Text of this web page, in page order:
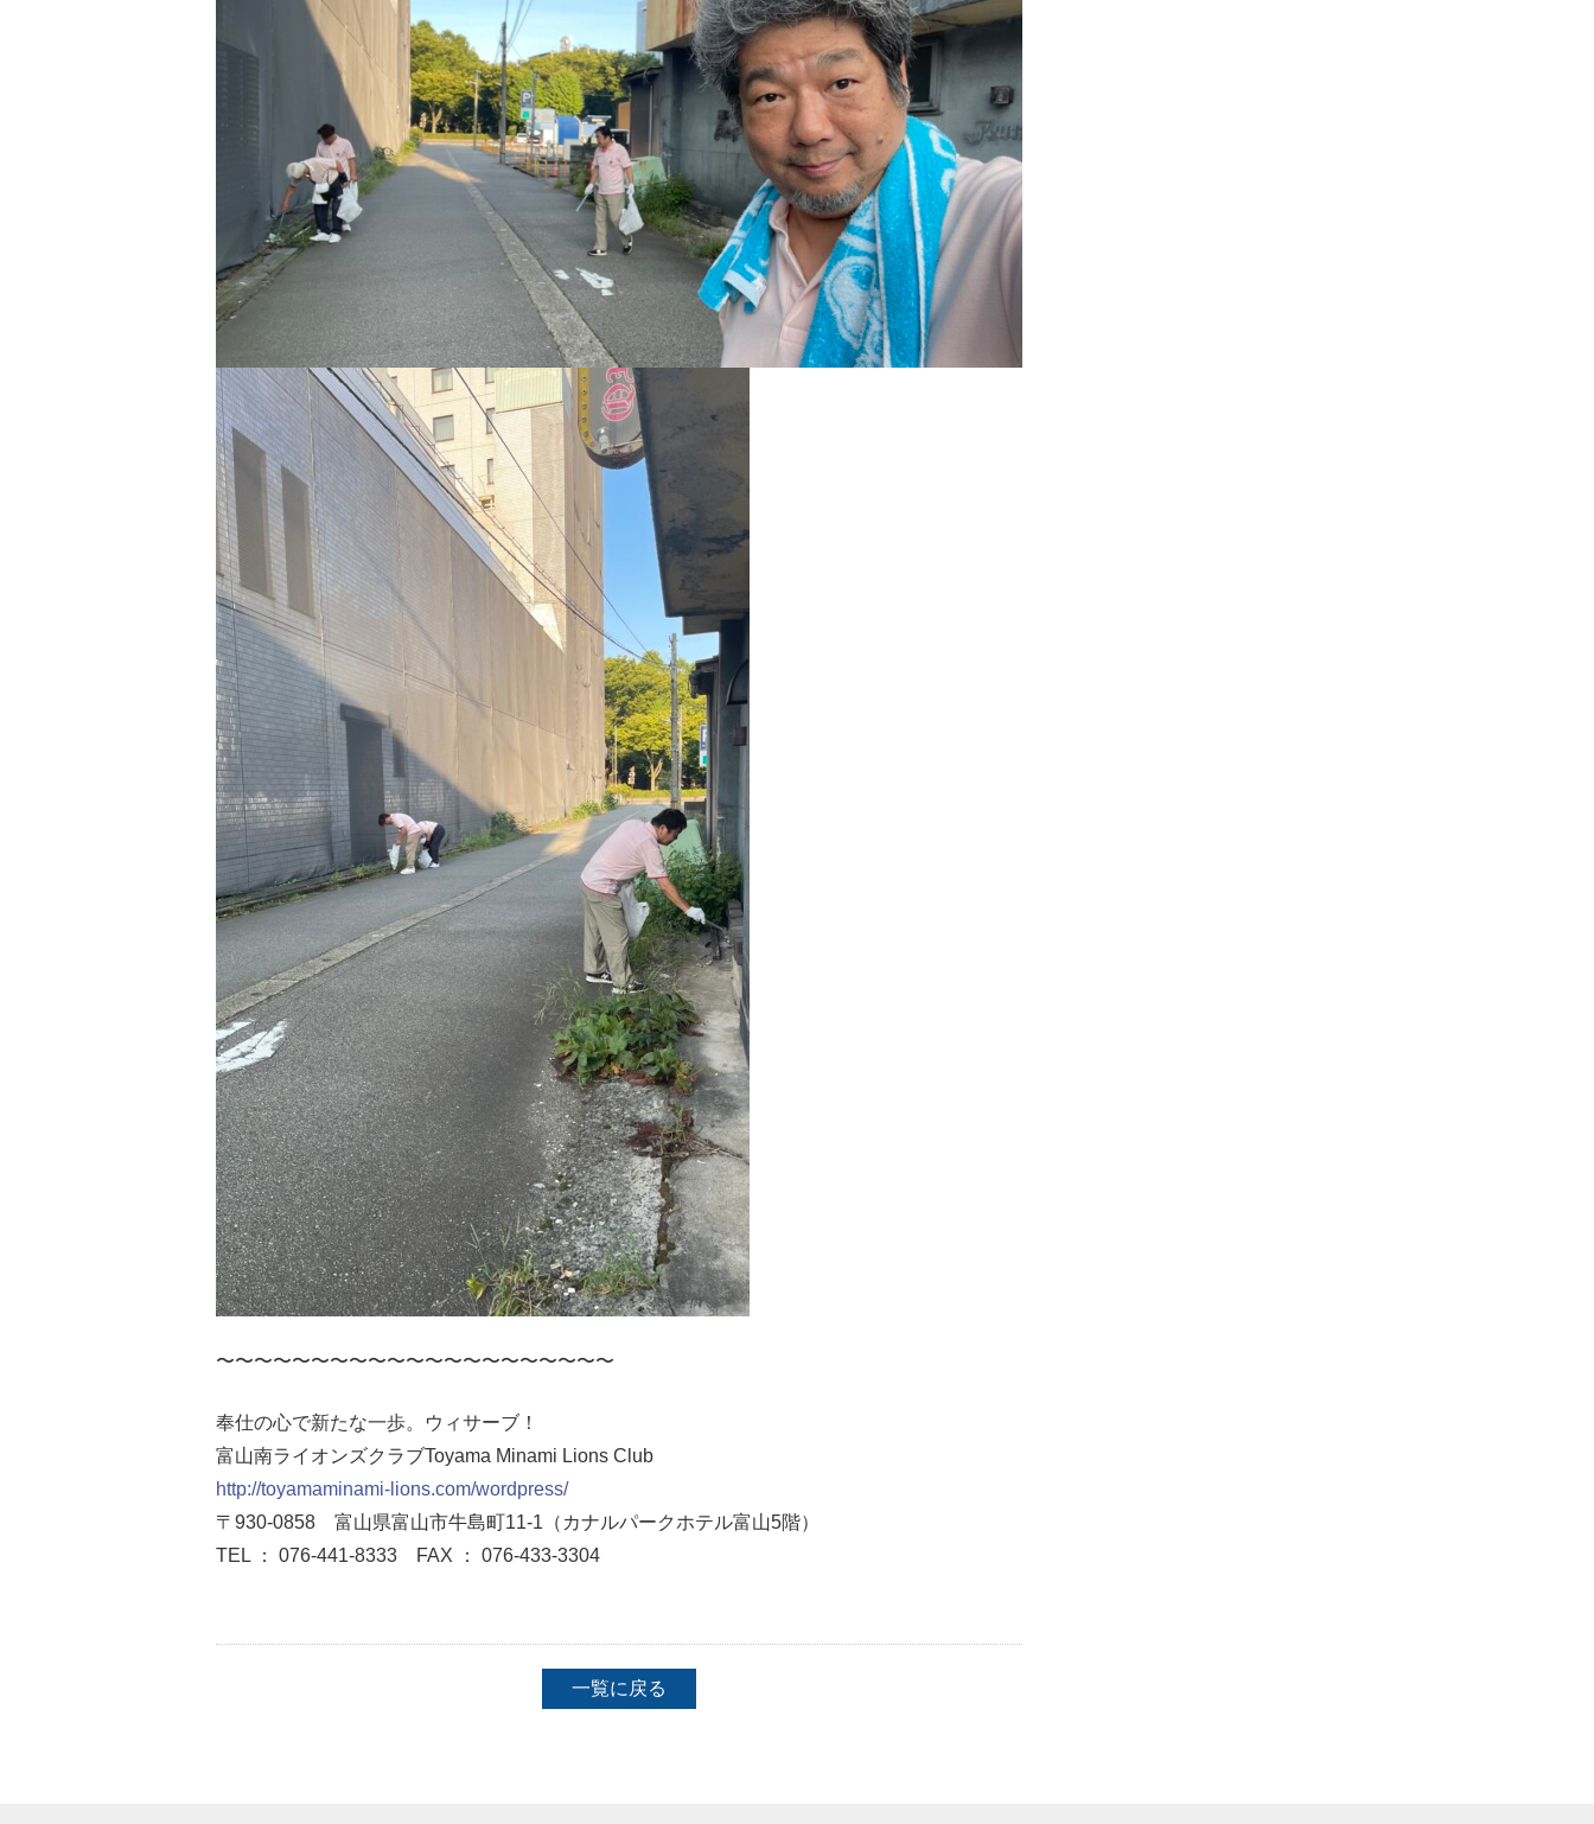
〜〜〜〜〜〜〜〜〜〜〜〜〜〜〜〜〜〜〜〜〜
奉仕の心で新たな一歩。ウィサーブ！
富山南ライオンズクラブToyama Minami Lions Club
http://toyamaminami-lions.com/wordpress/
〒930-0858 富山県富山市牛島町11-1 （カナルパークホテル富山5階）
TEL ： 076-441-8333
FAX ： 076-433-3304
一覧に戻る